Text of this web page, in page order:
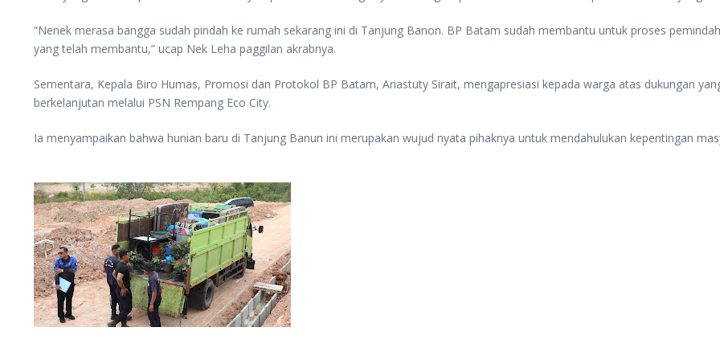
“Nenek merasa bangga sudah pindah ke rumah sekarang ini di Tanjung Banon. BP Batam sudah membantu untuk proses
yang telah membantu,” ucap Nek Leha paggilan akrabnya.
Sementara, Kepala Biro Humas, Promosi dan Protokol BP Batam, Ariastuty Sirait, mengapresiasi kepada warga atas dukungan
berkelanjutan melalui PSN Rempang Eco City.
Ia menyampaikan bahwa hunian baru di Tanjung Banun ini merupakan wujud nyata pihaknya untuk mendahulukan kepentingan